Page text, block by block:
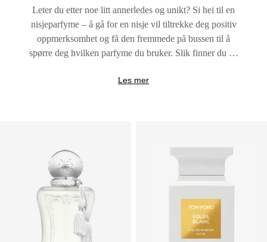
Leter du etter noe litt annerledes og unikt? Si hei til en
nisjeparfyme – å gå for en nisje vil tiltrekke deg positiv
oppmerksomhet og få den fremmede på bussen til å
spørre deg hvilken parfyme du bruker. Slik finner du en
Les mer